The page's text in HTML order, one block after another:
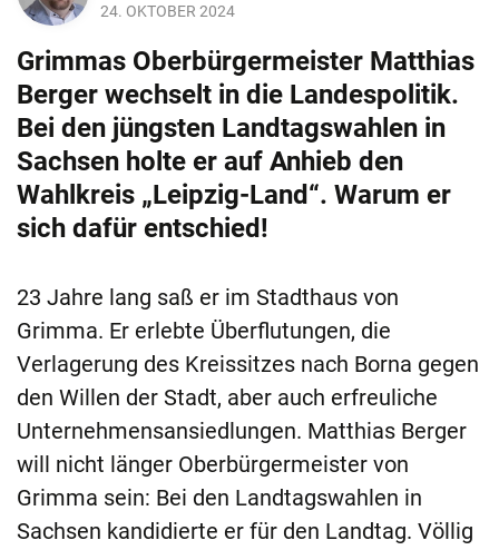
24. OKTOBER 2024
Grimmas Oberbürgermeister Matthias
Berger wechselt in die Landespolitik.
Bei den jüngsten Landtagswahlen in
Sachsen holte er auf Anhieb den
Wahlkreis „Leipzig-Land“. Warum er
sich dafür entschied!
23 Jahre lang saß er im Stadthaus von
Grimma. Er erlebte Überflutungen, die
Verlagerung des Kreissitzes nach Borna gegen
den Willen der Stadt, aber auch erfreuliche
Unternehmensansiedlungen. Matthias Berger
will nicht länger Oberbürgermeister von
Grimma sein: Bei den Landtagswahlen in
Sachsen kandidierte er für den Landtag. Völlig